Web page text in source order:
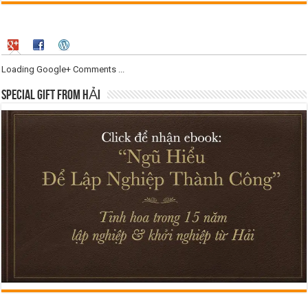
Loading Google+ Comments ...
SPECIAL GIFT FROM HẢI